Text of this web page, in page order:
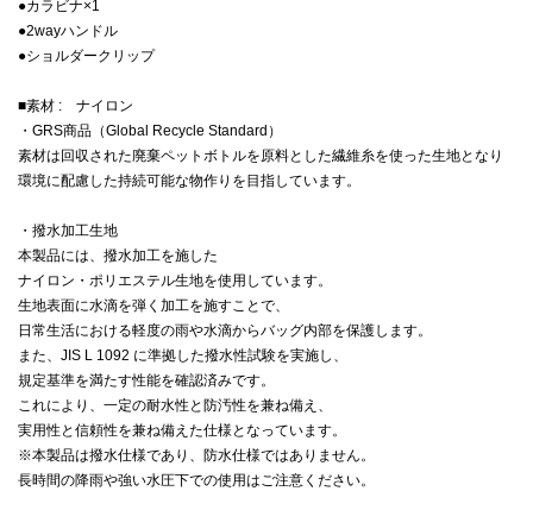
●カラビナ×1
●2wayハンドル
●ショルダークリップ
■素材 : ナイロン
・GRS商品（Global Recycle Standard）
素材は回収された廃棄ペットボトルを原料とした繊維糸を使った生地となり
環境に配慮した持続可能な物作りを目指しています。
・撥水加工生地
本製品には、撥水加工を施した
ナイロン・ポリエステル生地を使用しています。
生地表面に水滴を弾く加工を施すことで、
日常生活における軽度の雨や水滴からバッグ内部を保護します。
また、JIS L 1092 に準拠した撥水性試験を実施し、
規定基準を満たす性能を確認済みです。
これにより、一定の耐水性と防汚性を兼ね備え、
実用性と信頼性を兼ね備えた仕様となっています。
※本製品は撥水仕様であり、防水仕様ではありません。
長時間の降雨や強い水圧下での使用はご注意ください。